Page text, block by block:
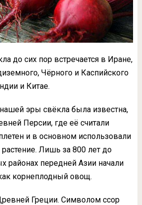
до сих пор встречается в Иране,
Чёрного и Каспийского
и Китае.
эры свёкла была известна,
Персии, где её считали
и в основном использовали
Лишь за 800 лет до
районах передней Азии начали
корнеплодный овощ.
Греции. Символом ссор